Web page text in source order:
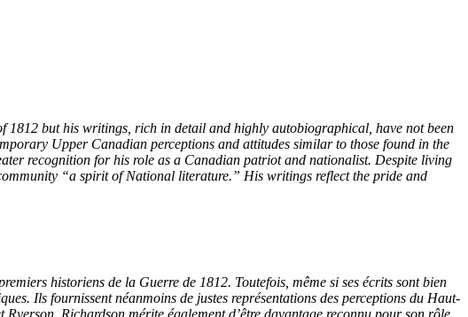
1812 but his writings, rich in detail and highly autobiographical, have not been
Upper Canadian perceptions and attitudes similar to those found in the
recognition for his role as a Canadian patriot and nationalist. Despite living
“a spirit of National literature.” His writings reflect the pride and
historiens de la Guerre de 1812. Toutefois, même si ses écrits sont bien
Ils fournissent néanmoins de justes représentations des perceptions du Haut-
Richardson mérite également d’être davantage reconnu pour son rôle